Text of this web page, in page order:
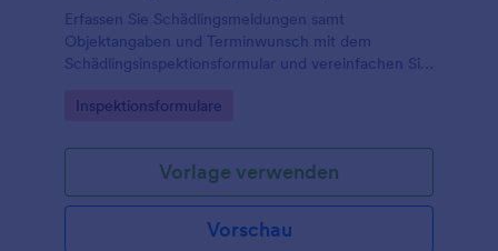
Erfassen Sie Schädlingsmeldungen samt
Objektangaben und Terminwunsch mit dem
Schädlingsinspektionsformular und vereinfachen Sie
und Schädlingsbekämpfungsfirmen.
Go to Category:
Inspektionsformulare
Vorlage verwenden
Vorschau